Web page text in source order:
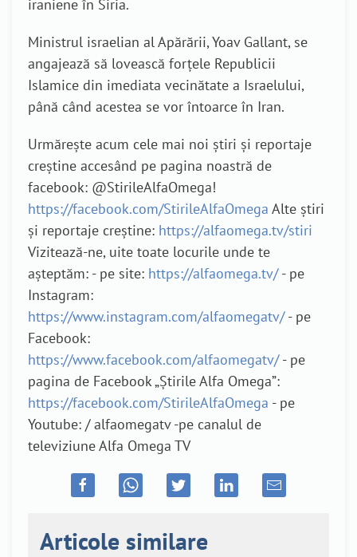
iraniene în Siria.
Ministrul israelian al Apărării, Yoav Gallant, se
angajează să lovească forțele Republicii
Islamice din imediata vecinătate a Israelului,
până când acestea se vor întoarce în Iran.
Urmărește acum cele mai noi știri și reportaje
creștine accesând pe pagina noastră de
facebook: @StirileAlfaOmega!
https://facebook.com/StirileAlfaOmega Alte știri
și reportaje creștine: https://alfaomega.tv/stiri
Vizitează-ne, uite toate locurile unde te
așteptăm: - pe site: https://alfaomega.tv/- pe
Instagram:
https://www.instagram.com/alfaomegatv/- pe
Facebook:
https://www.facebook.com/alfaomegatv/- pe
pagina de Facebook „Știrile Alfa Omega”:
https://facebook.com/StirileAlfaOmega - pe
Youtube: / alfaomegatv -pe canalul de
televiziune Alfa Omega TV
Articole similare